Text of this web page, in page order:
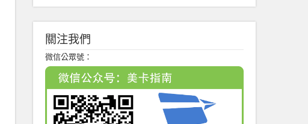
關注我們
微信公眾號：